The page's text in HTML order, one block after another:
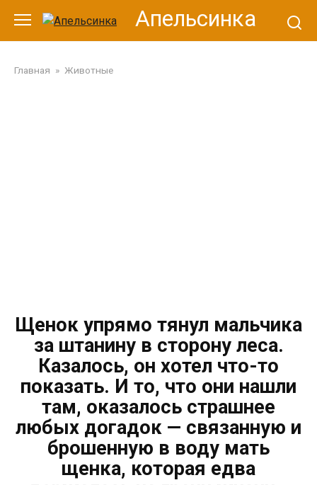
контенту
Апельсинка
Главная » Животные
Щенок упрямо тянул мальчика
за штанину в сторону леса.
Казалось, он хотел что-то
показать. И то, что они нашли
там, оказалось страшнее
любых догадок — связaнную и
бpoшенную в воду мать
щенка, которая едва